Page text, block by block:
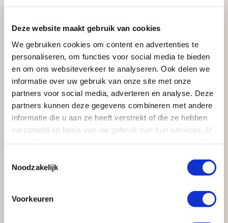
Deze website maakt gebruik van cookies
We gebruiken cookies om content en advertenties te
personaliseren, om functies voor social media te bieden
en om ons websiteverkeer te analyseren. Ook delen we
informatie over uw gebruik van onze site met onze
partners voor social media, adverteren en analyse. Deze
partners kunnen deze gegevens combineren met andere
informatie die u aan ze heeft verstrekt of die ze hebben
verzameld op basis van uw gebruik van hun services. U
Noodzakelijk
Voorkeuren
stevig oppervlak en een multiplex kern. Enkele
Betaalbaar: kunststof is een van de voordeligste
opties, maar dat betekent niet dat het minder
goed is. Het biedt een goede prijs-
kwaliteitverhouding.
Makkelijk schoon te maken: Het gladde oppervlak
is gemakkelijk te onderhouden. Vlekken zijn geen
probleem.
Duurzaam: kunststof gaat lang mee en kan goed